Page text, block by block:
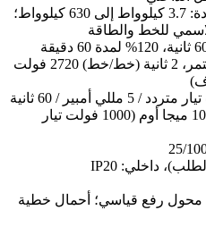
جهد الاختبار: 2240 فولت تيار مستمر، 2 ثانية (خط/خط) 2720 فولت
مقاومة العزل: القلب/الملف، ≧100 ميجا أوم (1000 فولت تيار
رفع قياسي؛ أحمال خطية